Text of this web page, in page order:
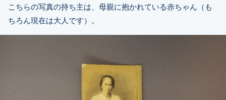
こちらの写真の持ち主は、母親に抱かれている赤ちゃん（も
ちろん現在は大人です）。